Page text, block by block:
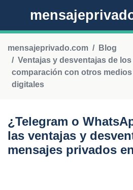
mensajeprivado.com
Blog
Ventajas y desventajas de
comparación con otros
digitales
¿Telegram o
las ventajas y
mensajes privados